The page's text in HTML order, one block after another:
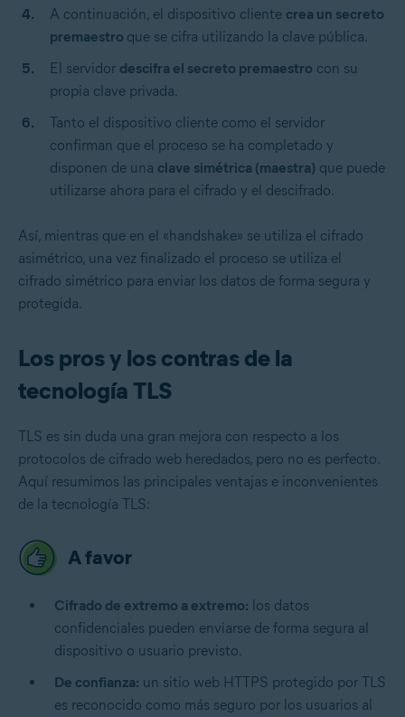
A continuación, el dispositivo cliente crea un secreto
premaestro que se cifra utilizando la clave pública.
El servidor descifra el secreto premaestro con su
propia clave privada.
Tanto el dispositivo cliente como el servidor
confirman que el proceso se ha completado y
disponen de una clave simétrica (maestra) que puede
utilizarse ahora para el cifrado y el descifrado.
Así, mientras que en el «handshake» se utiliza el cifrado
asimétrico, una vez finalizado el proceso se utiliza el
cifrado simétrico para enviar los datos de forma segura y
protegida.
Los pros y los contras de la
tecnología TLS
TLS es sin duda una gran mejora con respecto a los
protocolos de cifrado web heredados, pero no es perfecto.
Aquí resumimos las principales ventajas e inconvenientes
de la tecnología TLS:
A favor
Cifrado de extremo a extremo: los datos
confidenciales pueden enviarse de forma segura al
dispositivo o usuario previsto.
De confianza: un sitio web HTTPS protegido por TLS
es reconocido como más seguro por los usuarios al